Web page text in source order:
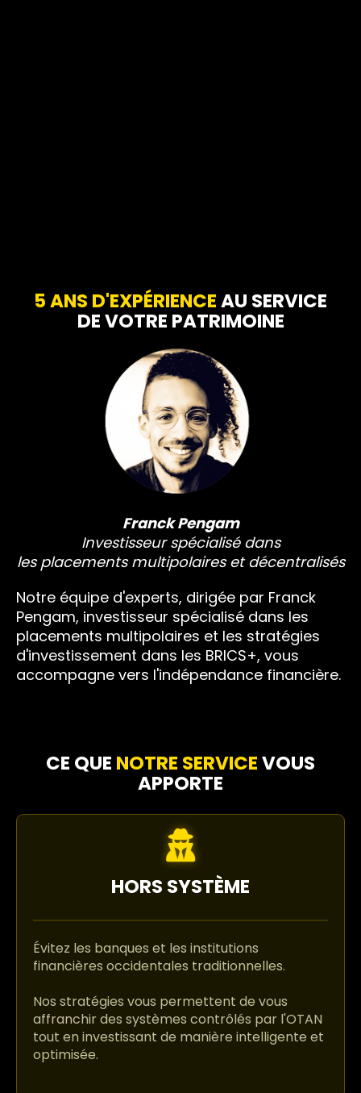
5 ANS D'EXPÉRIENCEAU SERVICE
DE VOTRE PATRIMOINE
Franck Pengam
Investisseur spécialisé dans
les placements multipolaires et décentralisés
Notre équipe d'experts, dirigée par Franck
Pengam, investisseur spécialisé dans les
placements multipolaires et les stratégies
d'investissement dans les BRICS+, vous
accompagne vers l'indépendance financière.
CE QUE NOTRE SERVICEVOUS
APPORTE
HORS SYSTÈME
Évitez les banques et les institutions
financières occidentales traditionnelles.
Nos stratégies vous permettent de vous
affranchir des systèmes contrôlés par l'OTAN
tout en investissant de manière intelligente et
optimisée.